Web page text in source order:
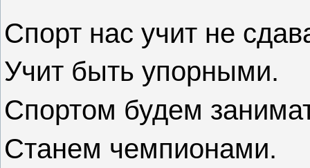
Спорт нас учит не
Учит быть упорными.
Спортом будем
Станем чемпионами.